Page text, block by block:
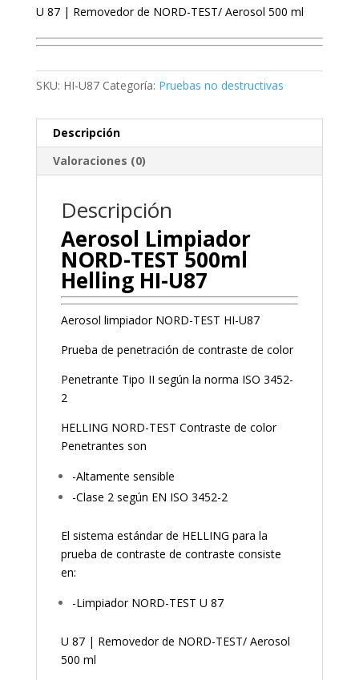
U 87 | Removedor de NORD-TEST/ Aerosol 500 ml
SKU: HI-U87 Categoría: Pruebas no destructivas
Descripción
Valoraciones (0)
Descripción
Aerosol Limpiador
NORD-TEST 500ml
Helling HI-U87
Aerosol limpiador NORD-TEST HI-U87
Prueba de penetración de contraste de color
Penetrante Tipo II según la norma ISO 3452-
2
HELLING NORD-TEST Contraste de color
Penetrantes son
-Altamente sensible
-Clase 2 según EN ISO 3452-2
El sistema estándar de HELLING para la
prueba de contraste de contraste consiste
en:
-Limpiador NORD-TEST U 87
U 87 | Removedor de NORD-TEST/ Aerosol
500 ml